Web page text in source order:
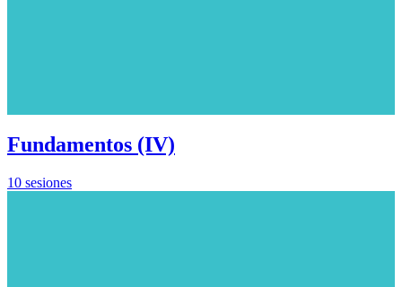
Fundamentos (IV)
10 sesiones